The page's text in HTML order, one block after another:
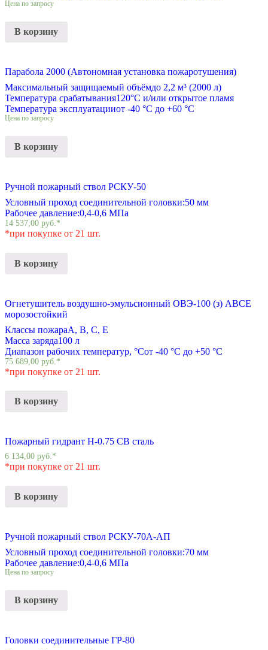
Цена по запросу
В корзину
Парабола 2000 (Автономная установка пожаротушения)
Максимальный защищаемый объёмдо 2,2 м³ (2000 л)
Температура срабатывания120°С и/или открытое пламя
Температура эксплуатацииот -40 °C до +60 °C
Цена по запросу
В корзину
Ручной пожарный ствол РСКУ-50
Условный проход соединительной головки:50 мм
Рабочее давление:0,4-0,6 МПа
14 537,00 руб. *
*при покупке от 21 шт.
В корзину
Огнетушитель воздушно-эмульсионный ОВЭ-100 (з) АВCЕ
морозостойкий
Классы пожараA, B, C, E
Масса заряда100 л
Диапазон рабочих температур, °Сот -40 °С до +50 °С
75 689,00 руб. *
*при покупке от 21 шт.
В корзину
Пожарный гидрант Н-0.75 СВ сталь
6 134,00 руб.*
*при покупке от 21 шт.
В корзину
Ручной пожарный ствол РСКУ-70А-АП
Условный проход соединительной головки:70 мм
Рабочее давление:0,4-0,6 МПа
Цена по запросу
В корзину
Головки соединительные ГР-80